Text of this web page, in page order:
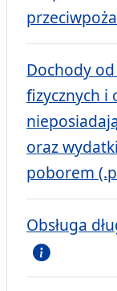
Dochody
fizycznych i
oraz
poborem
Obsługa